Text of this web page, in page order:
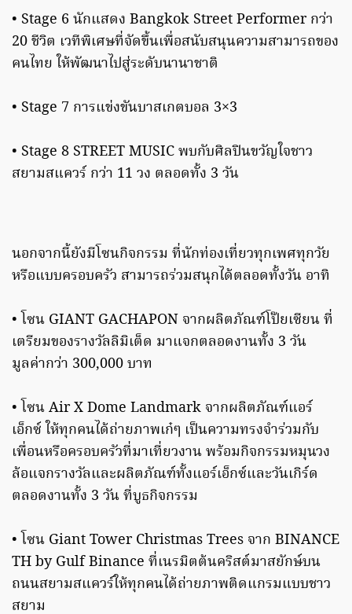
• Stage 6 นักแสดง Bangkok Street Performer กว่า
20 ชีวิต เวทีพิเศษที่จัดขึ้นเพื่อสนับสนุนความสามารถของ
คนไทย ให้พัฒนาไปสู่ระดับนานาชาติ
• Stage 7 การแข่งขันบาสเกตบอล 3×3
• Stage 8 STREET MUSIC พบกับศิลปินขวัญใจชาว
สยามสแควร์ กว่า 11 วง ตลอดทั้ง 3 วัน
นอกจากนี้ยังมีโซนกิจกรรม ที่นักท่องเที่ยวทุกเพศทุกวัย
หรือแบบครอบครัว สามารถร่วมสนุกได้ตลอดทั้งวัน อาทิ
• โซน GIANT GACHAPON จากผลิตภัณฑ์โป๊ยเซียน ที่
เตรียมของรางวัลลิมิเต็ด มาแจกตลอดงานทั้ง 3 วัน
มูลค่ากว่า 300,000 บาท
• โซน Air X Dome Landmark จากผลิตภัณฑ์แอร์
เอ็กซ์ ให้ทุกคนได้ถ่ายภาพเก๋ๆ เป็นความทรงจำร่วมกับ
เพื่อนหรือครอบครัวที่มาเที่ยวงาน พร้อมกิจกรรมหมุนวง
ล้อแจกรางวัลและผลิตภัณฑ์ทั้งแอร์เอ็กซ์และวันเกิร์ด
ตลอดงานทั้ง 3 วัน ที่บูธกิจกรรม
• โซน Giant Tower Christmas Trees จาก BINANCE
TH by Gulf Binance ที่เนรมิตต้นคริสต์มาสยักษ์บน
ถนนสยามสแควร์ให้ทุกคนได้ถ่ายภาพติดแกรมแบบชาว
สยาม